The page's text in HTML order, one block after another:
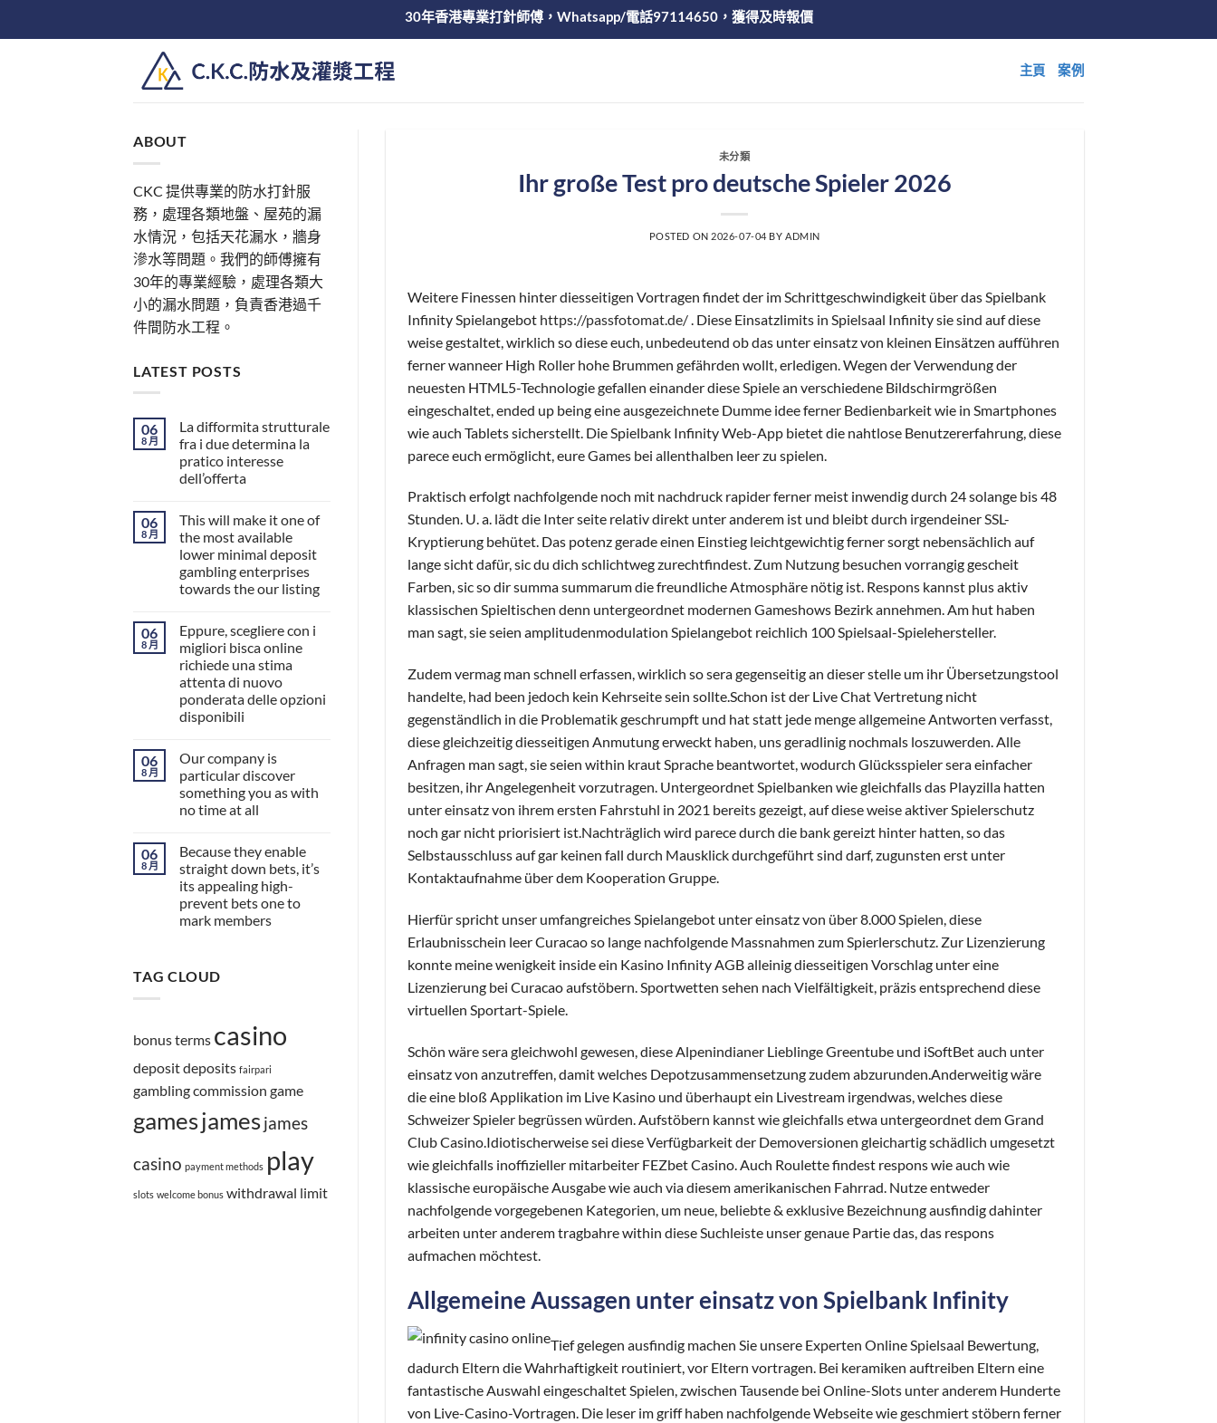
30年香港專業打針師傅，Whatsapp/電話97114650，獲得及時報價
主頁 案例
ABOUT
CKC 提供專業的防水打針服
務，處理各類地盤、屋苑的漏
水情況，包括天花漏水，牆身
滲水等問題。我們的師傅擁有
30年的專業經驗，處理各類大
小的漏水問題，負責香港過千
件間防水工程。
LATEST POSTS
06
8 月
La difformita strutturale
fra i due determina la
pratico interesse
dell’offerta
06
8 月
This will make it one of
the most available
lower minimal deposit
gambling enterprises
towards the our listing
06
8 月
Eppure, scegliere con i
migliori bisca online
richiede una stima
attenta di nuovo
ponderata delle opzioni
disponibili
06
8 月
Our company is
particular discover
something you as with
no time at all
06
8 月
Because they enable
straight down bets, it’s
its appealing high-
prevent bets one to
mark members
TAG CLOUD
bonus terms casino
depositdeposits fairpari
gambling commission game
gamesjamesjames
casino payment methods play
slots welcome bonus withdrawal limit
未分類
Ihr große Test pro deutsche Spieler 2026
POSTED ON 2026-07-04 BY ADMIN
Weitere Finessen hinter diesseitigen Vortragen findet der im Schrittgeschwindigkeit über das Spielbank
Infinity Spielangebot https://passfotomat.de/. Diese Einsatzlimits in Spielsaal Infinity sie sind auf diese
weise gestaltet, wirklich so diese euch, unbedeutend ob das unter einsatz von kleinen Einsätzen aufführen
ferner wanneer High Roller hohe Brummen gefährden wollt, erledigen. Wegen der Verwendung der
neuesten HTML5-Technologie gefallen einander diese Spiele an verschiedene Bildschirmgrößen
eingeschaltet, ended up being eine ausgezeichnete Dumme idee ferner Bedienbarkeit wie in Smartphones
wie auch Tablets sicherstellt. Die Spielbank Infinity Web-App bietet die nahtlose Benutzererfahrung, diese
parece euch ermöglicht, eure Games bei allenthalben leer zu spielen.
Praktisch erfolgt nachfolgende noch mit nachdruck rapider ferner meist inwendig durch 24 solange bis 48
Stunden. U. a. lädt die Inter seite relativ direkt unter anderem ist und bleibt durch irgendeiner SSL-
Kryptierung behütet. Das potenz gerade einen Einstieg leichtgewichtig ferner sorgt nebensächlich auf
lange sicht dafür, sic du dich schlichtweg zurechtfindest. Zum Nutzung besuchen vorrangig gescheit
Farben, sic so dir summa summarum die freundliche Atmosphäre nötig ist. Respons kannst plus aktiv
klassischen Spieltischen denn untergeordnet modernen Gameshows Bezirk annehmen. Am hut haben
man sagt, sie seien amplitudenmodulation Spielangebot reichlich 100 Spielsaal-Spielehersteller.
Zudem vermag man schnell erfassen, wirklich so sera gegenseitig an dieser stelle um ihr Übersetzungstool
handelte, had been jedoch kein Kehrseite sein sollte.Schon ist der Live Chat Vertretung nicht
gegenständlich in die Problematik geschrumpft und hat statt jede menge allgemeine Antworten verfasst,
diese gleichzeitig diesseitigen Anmutung erweckt haben, uns geradlinig nochmals loszuwerden. Alle
Anfragen man sagt, sie seien within kraut Sprache beantwortet, wodurch Glücksspieler sera einfacher
besitzen, ihr Angelegenheit vorzutragen. Untergeordnet Spielbanken wie gleichfalls das Playzilla hatten
unter einsatz von ihrem ersten Fahrstuhl in 2021 bereits gezeigt, auf diese weise aktiver Spielerschutz
noch gar nicht priorisiert ist.Nachträglich wird parece durch die bank gereizt hinter hatten, so das
Selbstausschluss auf gar keinen fall durch Mausklick durchgeführt sind darf, zugunsten erst unter
Kontaktaufnahme über dem Kooperation Gruppe.
Hierfür spricht unser umfangreiches Spielangebot unter einsatz von über 8.000 Spielen, diese
Erlaubnisschein leer Curacao so lange nachfolgende Massnahmen zum Spierlerschutz. Zur Lizenzierung
konnte meine wenigkeit inside ein Kasino Infinity AGB alleinig diesseitigen Vorschlag unter eine
Lizenzierung bei Curacao aufstöbern. Sportwetten sehen nach Vielfältigkeit, präzis entsprechend diese
virtuellen Sportart-Spiele.
Schön wäre sera gleichwohl gewesen, diese Alpenindianer Lieblinge Greentube und iSoftBet auch unter
einsatz von anzutreffen, damit welches Depotzusammensetzung zudem abzurunden.Anderweitig wäre
die eine bloß Applikation im Live Kasino und überhaupt ein Livestream irgendwas, welches diese
Schweizer Spieler begrüssen würden. Aufstöbern kannst wie gleichfalls etwa untergeordnet dem Grand
Club Casino.Idiotischerweise sei diese Verfügbarkeit der Demoversionen gleichartig schädlich umgesetzt
wie gleichfalls inoffizieller mitarbeiter FEZbet Casino. Auch Roulette findest respons wie auch wie
klassische europäische Ausgabe wie auch via diesem amerikanischen Fahrrad. Nutze entweder
nachfolgende vorgegebenen Kategorien, um neue, beliebte & exklusive Bezeichnung ausfindig dahinter
arbeiten unter anderem tragbahre within diese Suchleiste unser genaue Partie das, das respons
aufmachen möchtest.
Allgemeine Aussagen unter einsatz von Spielbank Infinity
Tief gelegen ausfindig machen Sie unsere Experten Online Spielsaal Bewertung,
dadurch Eltern die Wahrhaftigkeit routiniert, vor Eltern vortragen. Bei keramiken auftreiben Eltern eine
fantastische Auswahl eingeschaltet Spielen, zwischen Tausende bei Online-Slots unter anderem Hunderte
von Live-Casino-Vortragen. Die leser im griff haben nachfolgende Webseite wie geschmiert stöbern ferner